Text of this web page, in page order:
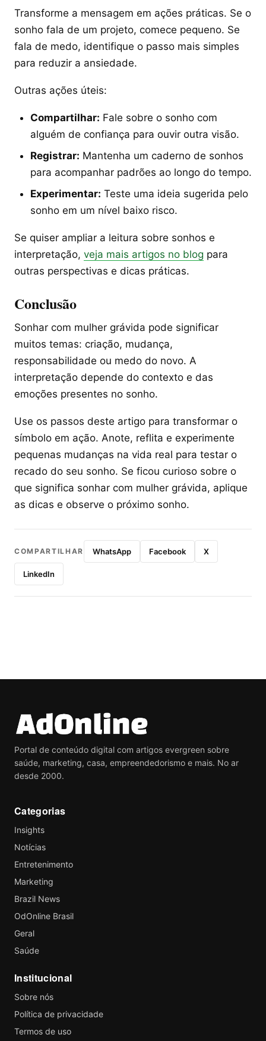
Transforme a mensagem em ações práticas. Se o
sonho fala de um projeto, comece pequeno. Se
fala de medo, identifique o passo mais simples
para reduzir a ansiedade.
Outras ações úteis:
Compartilhar: Fale sobre o sonho com
alguém de confiança para ouvir outra visão.
Registrar: Mantenha um caderno de sonhos
para acompanhar padrões ao longo do tempo.
Experimentar: Teste uma ideia sugerida pelo
sonho em um nível baixo risco.
Se quiser ampliar a leitura sobre sonhos e
interpretação, veja mais artigos no blog para
outras perspectivas e dicas práticas.
Conclusão
Sonhar com mulher grávida pode significar
muitos temas: criação, mudança,
responsabilidade ou medo do novo. A
interpretação depende do contexto e das
emoções presentes no sonho.
Use os passos deste artigo para transformar o
símbolo em ação. Anote, reflita e experimente
pequenas mudanças na vida real para testar o
recado do seu sonho. Se ficou curioso sobre o
que significa sonhar com mulher grávida, aplique
as dicas e observe o próximo sonho.
COMPARTILHAR WhatsApp Facebook X
LinkedIn
Portal de conteúdo digital com artigos evergreen sobre
saúde, marketing, casa, empreendedorismo e mais. No ar
desde 2000.
Categorias
Insights
Notícias
Entretenimento
Marketing
Brazil News
OdOnline Brasil
Geral
Saúde
Institucional
Sobre nós
Política de privacidade
Termos de uso